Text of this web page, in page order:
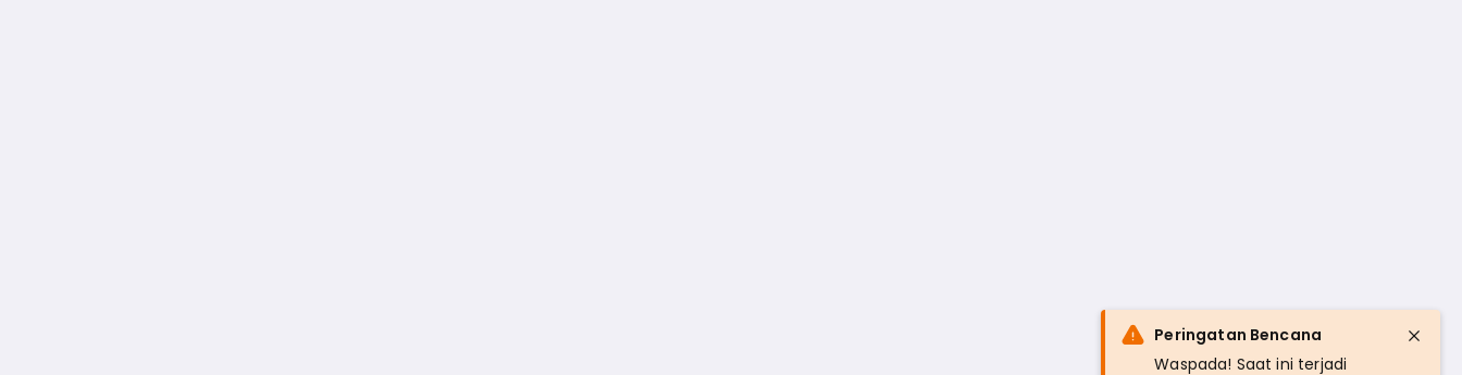
Peringatan Bencana
Waspada! Saat ini terjadi